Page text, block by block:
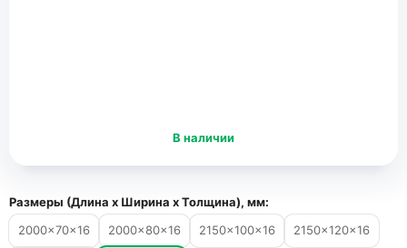
В наличии
Размеры (Длина х Ширина х Толщина), мм:
2000×70×16
2000×80×16 2150×100×16 2150×120×16